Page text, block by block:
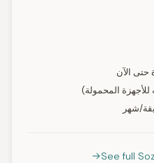
حتى الآن
المحمولة)
See full